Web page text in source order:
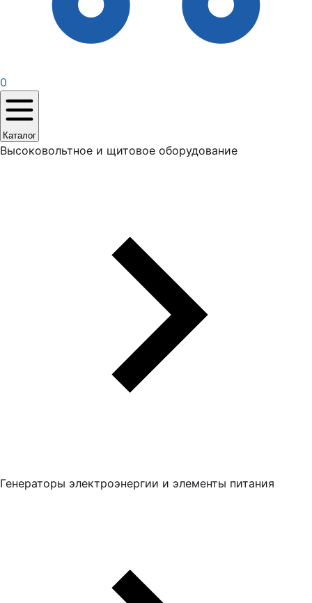
0
Каталог
Высоковольтное и щитовое оборудование
Генераторы электроэнергии и элементы питания